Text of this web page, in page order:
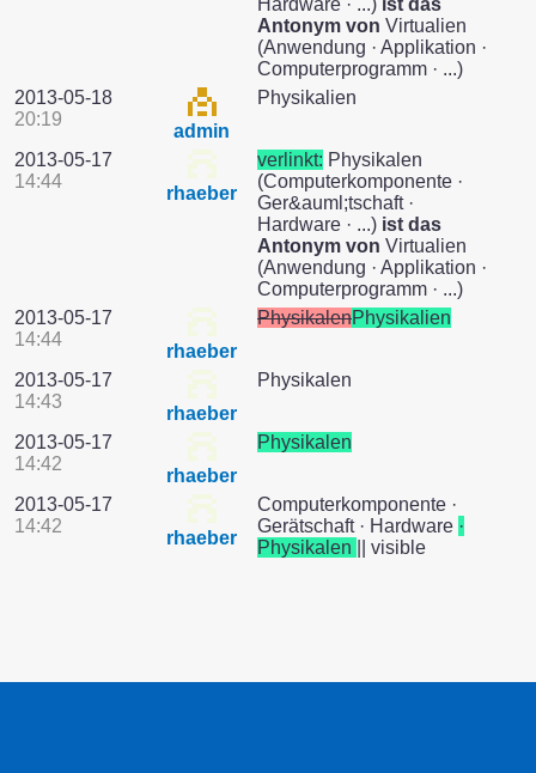
Hardware · ...) ist das
Antonym von Virtualien
(Anwendung · Applikation ·
Computerprogramm · ...)
2013-05-18
20:19
admin
Physikalien
2013-05-17
14:44
rhaeber
verlinkt: Physikalen
(Computerkomponente ·
Ger&auml;tschaft ·
Hardware · ...) ist das
Antonym von Virtualien
(Anwendung · Applikation ·
Computerprogramm · ...)
2013-05-17
14:44
rhaeber
PhysikalenPhysikalien
2013-05-17
14:43
rhaeber
Physikalen
2013-05-17
14:42
rhaeber
Physikalen
2013-05-17
14:42
rhaeber
Computerkomponente ·
Gerätschaft · Hardware ·
Physikalen
|| visible